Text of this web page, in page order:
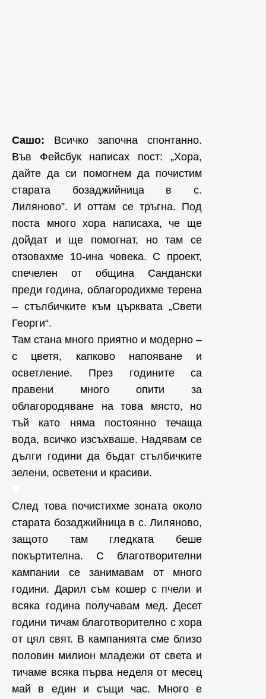
Сашо: Всичко започна спонтанно.
Във Фейсбук написах пост: „Хора,
дайте да си помогнем да почистим
старата бозаджийница в с.
Лиляново”. И оттам се тръгна. Под
поста много хора написаха, че ще
дойдат и ще помогнат, но там се
отзовахме 10-ина човека. С проект,
спечелен от община Сандански
преди година, облагородихме терена
– стълбичките към църквата „Свети
Георги“.
Там стана много приятно и модерно –
с цветя, капково напояване и
осветление. През годините са
правени много опити за
облагородяване на това място, но
тъй като няма постоянно течаща
вода, всичко изсъхваше. Надявам се
дълги години да бъдат стълбичките
зелени, осветени и красиви.
След това почистихме зоната около
старата бозаджийница в с. Лиляново,
защото там гледката беше
покъртителна. С благотворителни
кампании се занимавам от много
години. Дарил съм кошер с пчели и
всяка година получавам мед. Десет
години тичам благотворително с хора
от цял свят. В кампанията сме близо
половин милион младежи от света и
тичаме всяка първа неделя от месец
май в един и същи час. Много е